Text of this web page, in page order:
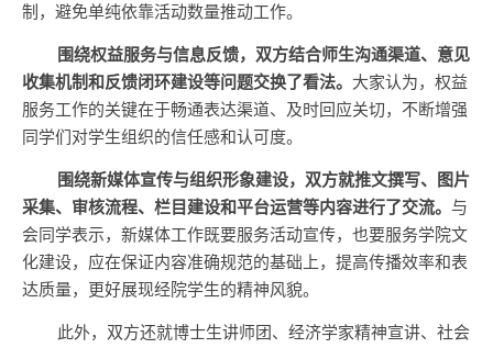
制，避免单纯依靠活动数量推动工作。
围绕权益服务与信息反馈，双方结合师生沟通渠道、意见
收集机制和反馈闭环建设等问题交换了看法。 大家认为，权益
服务工作的关键在于畅通表达渠道、及时回应关切，不断增强
同学们对学生组织的信任感和认可度。
围绕新媒体宣传与组织形象建设，双方就推文撰写、图片
采集、审核流程、栏目建设和平台运营等内容进行了交流。 与
会同学表示，新媒体工作既要服务活动宣传，也要服务学院文
化建设，应在保证内容准确规范的基础上，提高传播效率和表
达质量，更好展现经院学生的精神风貌。
此外，双方还就博士生讲师团、经济学家精神宣讲、社会